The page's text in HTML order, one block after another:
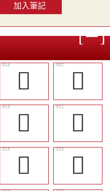
加入筆記
󶉭
𨛃
󶉬
󶉪
󶉮
󶉩